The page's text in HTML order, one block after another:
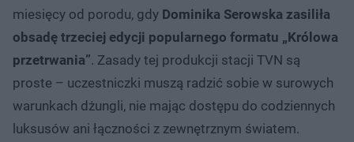
miesięcy od porodu, gdy Dominika Serowska zasiliła
obsadę trzeciej edycji popularnego formatu „Królowa
przetrwania”. Zasady tej produkcji stacji TVN są
proste – uczestniczki muszą radzić sobie w surowych
warunkach dżungli, nie mając dostępu do codziennych
luksusów ani łączności z zewnętrznym światem.